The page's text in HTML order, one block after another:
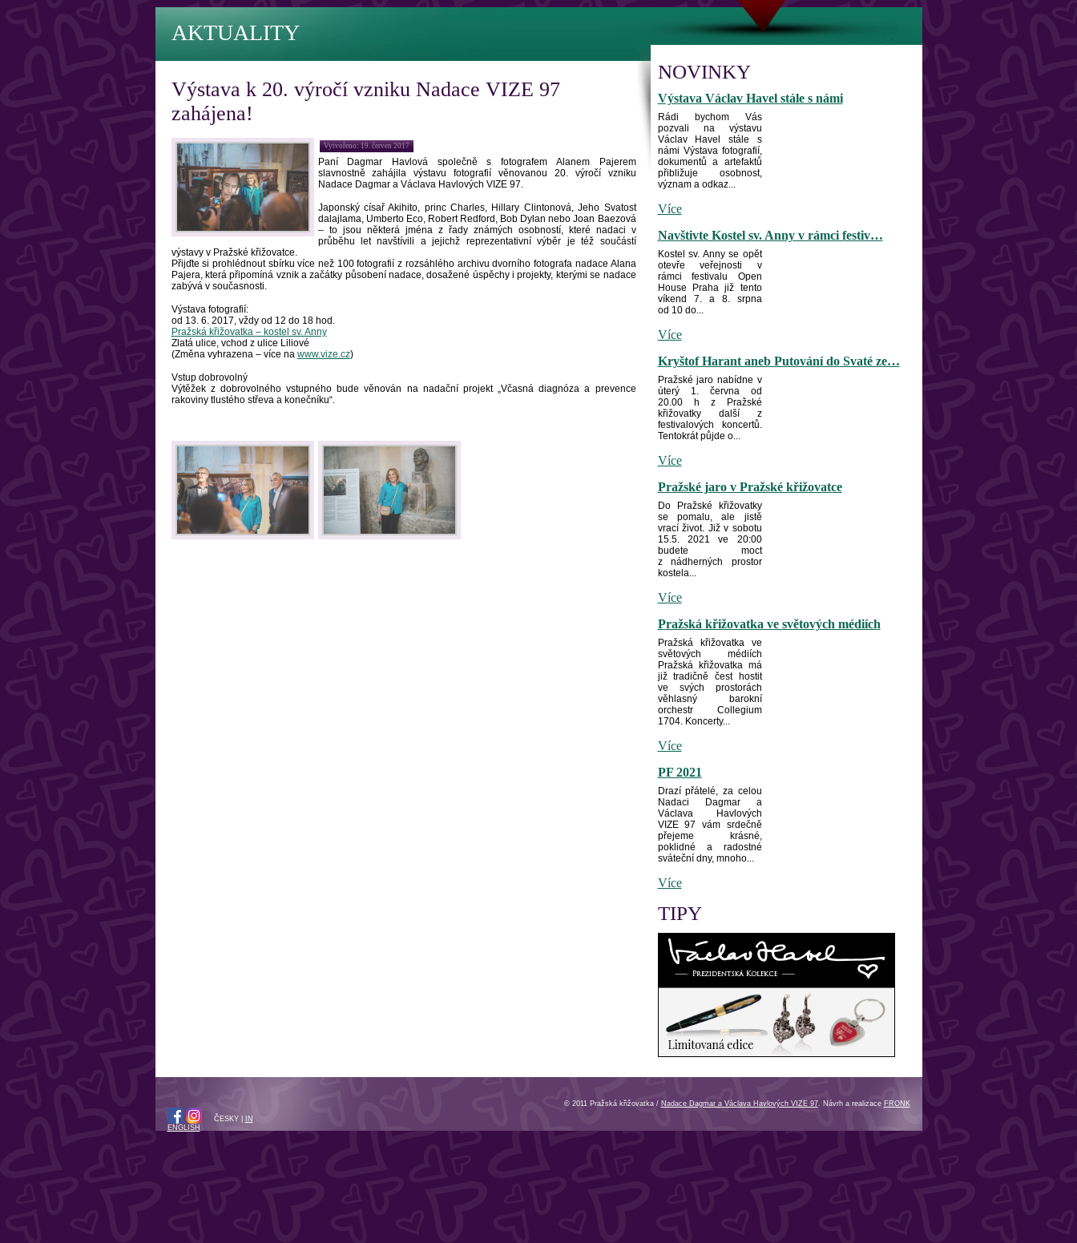
AKTUALITY
Výstava k 20. výročí vzniku Nadace VIZE 97
zahájena!
Vytvořeno: 19. červen 2017
Paní Dagmar Havlová společně s fotografem Alanem Pajerem
slavnostně zahájila výstavu fotografií věnovanou 20. výročí vzniku
Nadace Dagmar a Václava Havlových VIZE 97.
Japonský císař Akihito, princ Charles, Hillary Clintonová, Jeho Svatost
dalajlama, Umberto Eco, Robert Redford, Bob Dylan nebo Joan Baezová
– to jsou některá jména z řady známých osobností, které nadaci v
průběhu let navštívili a jejichž reprezentativní výběr je též součástí
výstavy v Pražské křižovatce.
Přijďte si prohlédnout sbírku více než 100 fotografií z rozsáhlého archivu dvorního fotografa nadace Alana
Pajera, která připomíná vznik a začátky působení nadace, dosažené úspěchy i projekty, kterými se nadace
zabývá v současnosti.
Výstava fotografií:
od 13. 6. 2017, vždy od 12 do 18 hod.
Pražská křižovatka – kostel sv. Anny
Zlatá ulice, vchod z ulice Liliové
(Změna vyhrazena – více na www.vize.cz)
Vstup dobrovolný
Výtěžek z dobrovolného vstupného bude věnován na nadační projekt „Včasná diagnóza a prevence
rakoviny tlustého střeva a konečníku“.
NOVINKY
Výstava Václav Havel stále s námi
Rádi bychom Vás
pozvali na výstavu
Václav Havel stále s
námi Výstava fotografií,
dokumentů a artefaktů
přibližuje osobnost,
význam a odkaz...
Více
Navštivte Kostel sv. Anny v rámci festiv…
Kostel sv. Anny se opět
otevře veřejnosti v
rámci festivalu Open
House Praha již tento
víkend 7. a 8. srpna
od 10 do...
Více
Kryštof Harant aneb Putování do Svaté ze…
Pražské jaro nabídne v
úterý 1. června od
20.00 h z Pražské
křižovatky další z
festivalových koncertů.
Tentokrát půjde o...
Více
Pražské jaro v Pražské křižovatce
Do Pražské křižovatky
se pomalu, ale jistě
vrací život. Již v sobotu
15.5. 2021 ve 20:00
budete moct
z nádherných prostor
kostela...
Více
Pražská křižovatka ve světových médiích
Pražská křižovatka ve
světových médiích
Pražská křižovatka má
již tradičně čest hostit
ve svých prostorách
věhlasný barokní
orchestr Collegium
1704. Koncerty...
Více
PF 2021
Drazí přátelé, za celou
Nadaci Dagmar a
Václava Havlových
VIZE 97 vám srdečně
přejeme krásné,
poklidné a radostné
sváteční dny, mnoho...
Více
TIPY
ČESKY |
IN
ENGLISH
© 2011 Pražská křižovatka / Nadace Dagmar a Václava Havlových VIZE 97. Návrh a realizace FRONK